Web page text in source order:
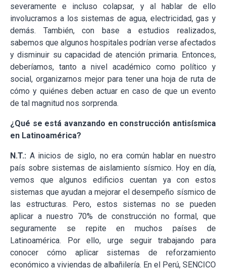
severamente e incluso colapsar, y al hablar de ello
involucramos a los sistemas de agua, electricidad, gas y
demás. También, con base a estudios realizados,
sabemos que algunos hospitales podrían verse afectados
y disminuir su capacidad de atención primaria. Entonces,
deberíamos, tanto a nivel académico como político y
social, organizarnos mejor para tener una hoja de ruta de
cómo y quiénes deben actuar en caso de que un evento
de tal magnitud nos sorprenda.
¿Qué se está avanzando en construcción antisísmica
en Latinoamérica?
N.T.: A inicios de siglo, no era común hablar en nuestro
país sobre sistemas de aislamiento sísmico. Hoy en día,
vemos que algunos edificios cuentan ya con estos
sistemas que ayudan a mejorar el desempeño sísmico de
las estructuras. Pero, estos sistemas no se pueden
aplicar a nuestro 70% de construcción no formal, que
seguramente se repite en muchos países de
Latinoamérica. Por ello, urge seguir trabajando para
conocer cómo aplicar sistemas de reforzamiento
económico a viviendas de albañilería. En el Perú, SENCICO